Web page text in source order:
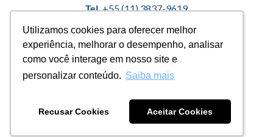
Utilizamos cookies para oferecer melhor
experiência, melhorar o desempenho, analisar
como você interage em nosso site e
personalizar conteúdo. Saiba mais
Recusar Cookies Aceitar Cookies
Utilizamos cookies para oferecer melhor
experiência, melhorar o desempenho, analisar
como você interage em nosso site e
personalizar conteúdo. Saiba mais
Recusar Cookies Aceitar Cookies
Tel.+55 (11) 3837-9619
Política Interna de Proteção de Dados |Encarregado de
Dados: Marcelo Correa |
denuncias@casadopequenocidadao.org.br